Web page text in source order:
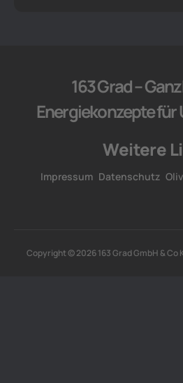
163 Grad –
Energiekonzepte
Weitere
Impressum Datenschutz
Copyright © 2026 163 Grad GmbH & Co